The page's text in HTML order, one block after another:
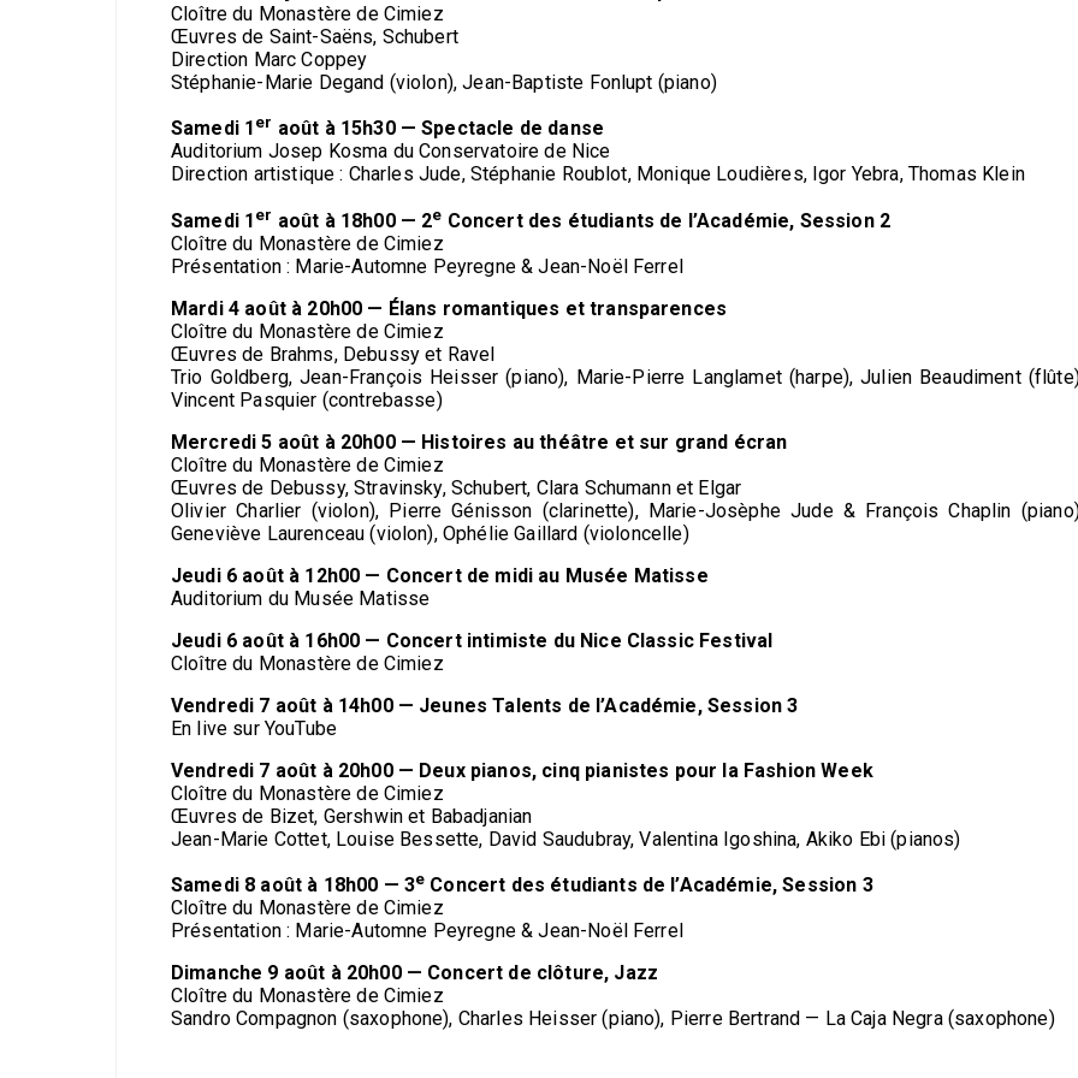
Cloître du Monastère de Cimiez
Œuvres de Saint-Saëns, Schubert
Direction Marc Coppey
Stéphanie-Marie Degand (violon), Jean-Baptiste Fonlupt (piano)
Samedi 1 er août à 15h30 — Spectacle de danse
Auditorium Josep Kosma du Conservatoire de Nice
Direction artistique : Charles Jude, Stéphanie Roublot, Monique Loudières, Igor Yebra, Thomas Klein
Samedi 1 er août à 18h00 — 2e Concert des étudiants de l’Académie, Session 2
Cloître du Monastère de Cimiez
Présentation : Marie-Automne Peyregne & Jean-Noël Ferrel
Mardi 4 août à 20h00 — Élans romantiques et transparences
Cloître du Monastère de Cimiez
Œuvres de Brahms, Debussy et Ravel
Trio Goldberg, Jean-François Heisser (piano), Marie-Pierre Langlamet (harpe), Julien Beaudiment
Vincent Pasquier (contrebasse)
Mercredi 5 août à 20h00 — Histoires au théâtre et sur grand écran
Cloître du Monastère de Cimiez
Œuvres de Debussy, Stravinsky, Schubert, Clara Schumann et Elgar
Olivier Charlier (violon), Pierre Génisson (clarinette), Marie-Josèphe Jude & François Chaplin
Geneviève Laurenceau (violon), Ophélie Gaillard (violoncelle)
Jeudi 6 août à 12h00 — Concert de midi au Musée Matisse
Auditorium du Musée Matisse
Jeudi 6 août à 16h00 — Concert intimiste du Nice Classic Festival
Cloître du Monastère de Cimiez
Vendredi 7 août à 14h00 — Jeunes Talents de l’Académie, Session 3
En live sur YouTube
Vendredi 7 août à 20h00 — Deux pianos, cinq pianistes pour la Fashion Week
Cloître du Monastère de Cimiez
Œuvres de Bizet, Gershwin et Babadjanian
Jean-Marie Cottet, Louise Bessette, David Saudubray, Valentina Igoshina, Akiko Ebi (pianos)
Samedi 8 août à 18h00 — 3e Concert des étudiants de l’Académie, Session 3
Cloître du Monastère de Cimiez
Présentation : Marie-Automne Peyregne & Jean-Noël Ferrel
Dimanche 9 août à 20h00 — Concert de clôture, Jazz
Cloître du Monastère de Cimiez
Sandro Compagnon (saxophone), Charles Heisser (piano), Pierre Bertrand — La Caja Negra (saxophone)